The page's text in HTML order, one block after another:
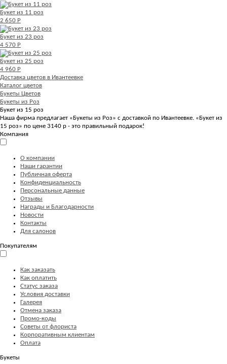
Букет из 11 роз
2 650 Р
Букет из 23 роз
4 570 Р
Букет из 25 роз
4 960 Р
Доставка цветов в Ивантеевке
Каталог цветов
Букеты Цветов
Букеты из Роз
Букет из 15 роз
Наша фирма предлагает «Букеты из Роз» с доставкой по Ивантеевке. «Букет из
15 роз» по цене 3140 р - это правильный подарок!
Компания
О компании
Наши гарантии
Публичная оферта
Конфиденциальность
Персональные данные
Отзывы
Награды и Благодарности
Новости
Контакты
Для салонов
Покупателям
Как заказать
Как оплатить
Статус заказа
Условия доставки
Галерея
Отмена заказа
Промо-коды
Советы от флориста
Корпоративным клиентам
Оплата
Букеты